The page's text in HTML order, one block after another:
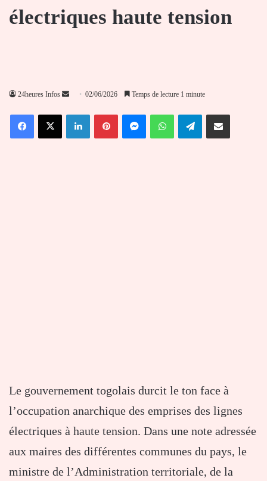
électriques haute tension
24heures Infos
Envoyer
courriel
02/06/2026 Temps de lecture 1 minute
FacebookX LinkedinPinterestMessengerWhatsAppTelegramPartager par email
Le gouvernement togolais durcit le ton face à
l’occupation anarchique des emprises des lignes
électriques à haute tension. Dans une note adressée
aux maires des différentes communes du pays, le
ministre de l’Administration territoriale, de la